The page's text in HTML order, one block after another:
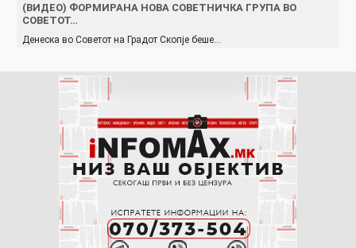
(ВИДЕО) ФОРМИРАНА НОВА СОВЕТНИЧКА ГРУПА ВО
СОВЕТОТ…
Денеска во Советот на Градот Скопје беше…